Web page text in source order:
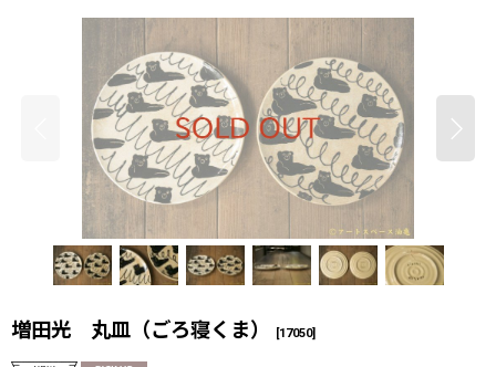
増田光 丸皿（ごろ寝くま） [17050]